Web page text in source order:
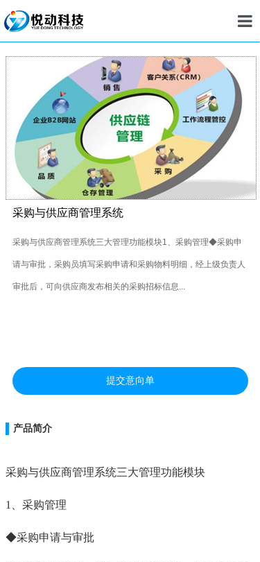
建
小
新
采购与供应商管理系统
采购与供应商管理系统三大管理功能模块1、采购管理◆采购申
请与审批，采购员填写采购申请和采购物料明细，经上级负责人
审批后，可向供应商发布相关的采购招标信息...
提交意向单
产品简介
采购与供应商管理系统三大管理功能模块
1、采购管理
◆采购申请与审批